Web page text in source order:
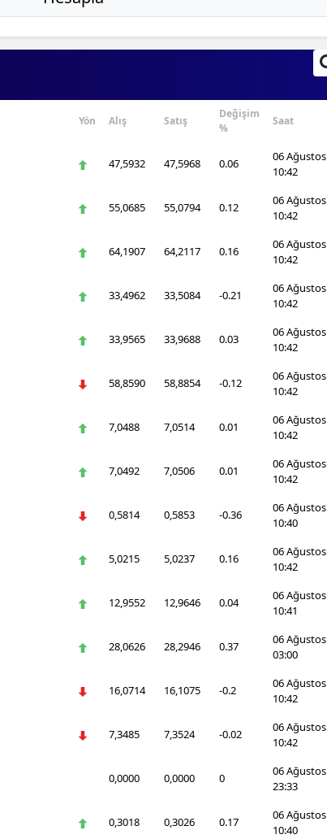
Yön Alış Satış
Değişim
%
Saat
47,5932 47,5968 0.06
06 Ağustos
10:42
55,0685 55,0794 0.12
06 Ağustos
10:42
64,1907 64,2117 0.16
06 Ağustos
10:42
33,4962 33,5084 -0.21
06 Ağustos
10:42
33,9565 33,9688 0.03
06 Ağustos
10:42
58,8590 58,8854 -0.12
06 Ağustos
10:42
7,0488 7,0514 0.01
06 Ağustos
10:42
7,0492 7,0506 0.01
06 Ağustos
10:42
0,5814 0,5853 -0.36
06 Ağustos
10:40
5,0215 5,0237 0.16
06 Ağustos
10:42
12,9552 12,9646 0.04
06 Ağustos
10:41
28,0626 28,2946 0.37
06 Ağustos
03:00
16,0714 16,1075 -0.2
06 Ağustos
10:42
7,3485 7,3524 -0.02
06 Ağustos
10:42
0,0000 0,0000 0
06 Ağustos
23:33
0,3018 0,3026 0.17
06 Ağustos
10:40